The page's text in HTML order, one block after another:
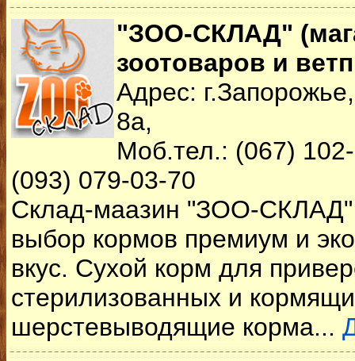
"ЗОО-СКЛАД"
зоотоваров и
Адрес:
8а,
Моб.тел.: (067)
(093) 079-03-70
Склад-маазин "ЗОО-СКЛАД"
выбор кормов премиум и
вкус. Сухой корм для
стерилизованных и
шерстевыводящие корма...